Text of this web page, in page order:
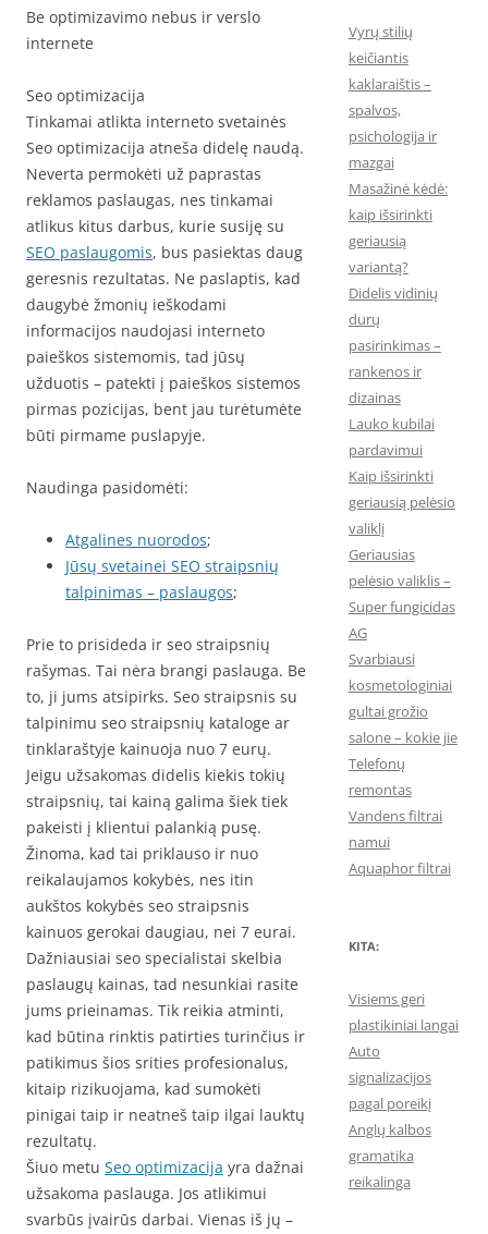
Be optimizavimo nebus ir verslo
internete
Seo optimizacija
Tinkamai atlikta interneto svetainės
Seo optimizacija atneša didelę naudą.
Neverta permokėti už paprastas
reklamos paslaugas, nes tinkamai
atlikus kitus darbus, kurie susiję su
SEO paslaugomis, bus pasiektas daug
geresnis rezultatas. Ne paslaptis, kad
daugybė žmonių ieškodami
informacijos naudojasi interneto
paieškos sistemomis, tad jūsų
užduotis – patekti į paieškos sistemos
pirmas pozicijas, bent jau turėtumėte
būti pirmame puslapyje.
Naudinga pasidomėti:
Atgalines nuorodos;
Jūsų svetainei SEO straipsnių
talpinimas – paslaugos;
Prie to prisideda ir seo straipsnių
rašymas. Tai nėra brangi paslauga. Be
to, ji jums atsipirks. Seo straipsnis su
talpinimu seo straipsnių kataloge ar
tinklaraštyje kainuoja nuo 7 eurų.
Jeigu užsakomas didelis kiekis tokių
straipsnių, tai kainą galima šiek tiek
pakeisti į klientui palankią pusę.
Žinoma, kad tai priklauso ir nuo
reikalaujamos kokybės, nes itin
aukštos kokybės seo straipsnis
kainuos gerokai daugiau, nei 7 eurai.
Dažniausiai seo specialistai skelbia
paslaugų kainas, tad nesunkiai rasite
jums prieinamas. Tik reikia atminti,
kad būtina rinktis patirties turinčius ir
patikimus šios srities profesionalus,
kitaip rizikuojama, kad sumokėti
pinigai taip ir neatneš taip ilgai lauktų
rezultatų.
Šiuo metu Seo optimizacija yra dažnai
užsakoma paslauga. Jos atlikimui
svarbūs įvairūs darbai. Vienas iš jų –
Vyrų stilių
keičiantis
kaklaraištis –
spalvos,
psichologija ir
mazgai
Masažinė kėdė:
kaip išsirinkti
geriausią
variantą?
Didelis vidinių
durų
pasirinkimas –
rankenos ir
dizainas
Lauko kubilai
pardavimui
Kaip išsirinkti
geriausią pelėsio
valiklį
Geriausias
pelėsio valiklis –
Super fungicidas
AG
Svarbiausi
kosmetologiniai
gultai grožio
salone – kokie jie
Telefonų
remontas
Vandens filtrai
namui
Aquaphor filtrai
KITA:
Visiems geri
plastikiniai langai
Auto
signalizacijos
pagal poreikį
Anglų kalbos
gramatika
reikalinga